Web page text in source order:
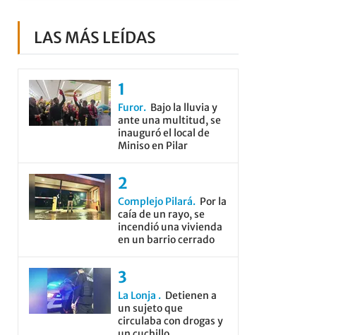
LAS MÁS LEÍDAS
Furor
Bajo la lluvia y
ante una multitud, se
inauguró el local de
Miniso en Pilar
Complejo Pilará
Por la
caía de un rayo, se
incendió una vivienda
en un barrio cerrado
La Lonja
Detienen a
un sujeto que
circulaba con drogas y